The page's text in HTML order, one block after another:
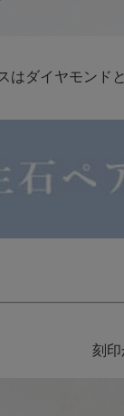
ダイヤモンドと
刻印